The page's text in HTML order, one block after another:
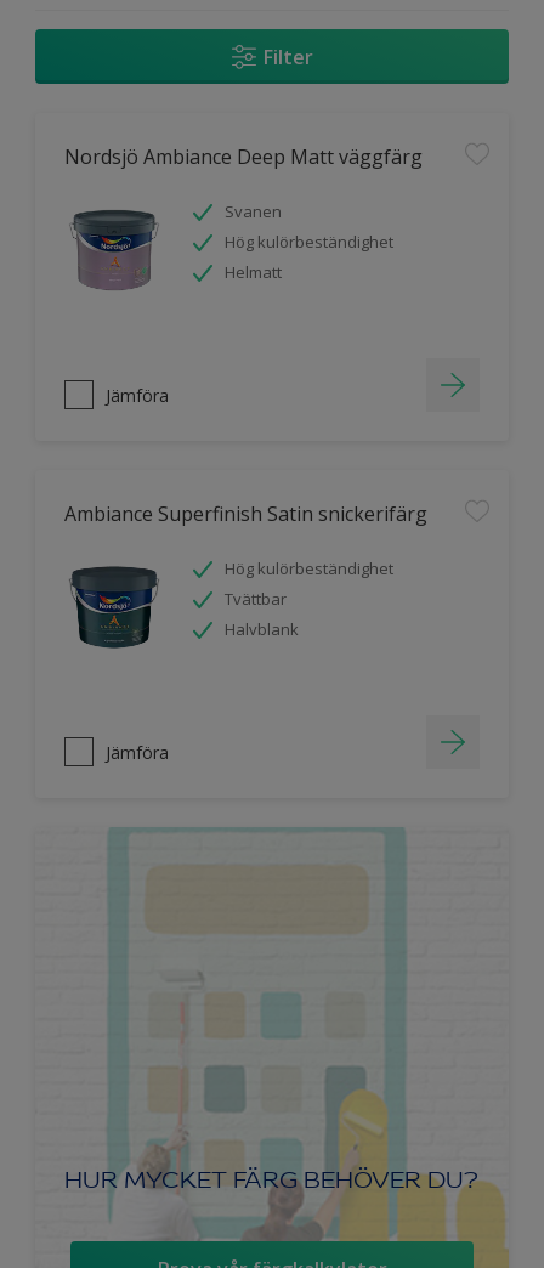
Filter
Nordsjö Ambiance Deep Matt väggfärg
Svanen
Hög kulörbeständighet
Helmatt
Jämföra
Ambiance Superfinish Satin snickerifärg
Hög kulörbeständighet
Tvättbar
Halvblank
Jämföra
HUR MYCKET FÄRG BEHÖVER DU?